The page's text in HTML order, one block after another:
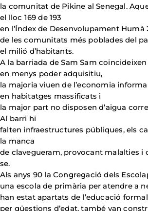
la comunitat de Pikine al Senegal.
el lloc 169 de 193
en l’Índex de Desenvolupament Humà
de les comunitats més poblades del
el milió d’habitants.
A la barriada de Sam Sam
en menys poder adquisitiu,
la majoria viuen de l’economia
en habitatges massificats i
la major part no disposen d’aigua
Al barri hi
falten infraestructures públiques, els
la manca
de clavegueram, provocant malalties i
se.
Als anys 90 la Congregació dels
una escola de primària per atendre a
han estat apartats de l’educació formal
per qüestions d’edat, també van